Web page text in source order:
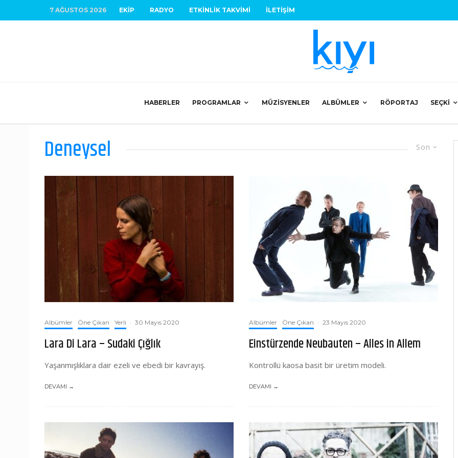
7 AĞUSTOS 2026 EKIP RADYO ETKINLIK TAKVIMI İLETIŞIM
HABERLER PROGRAMLAR MÜZISYENLER ALBÜMLER RÖPORTAJ SEÇKI
Son
Deneysel
Albümler Öne Çıkan Yerli · 30 Mayıs 2020
Lara Di Lara – Sudaki Çığlık
Yaşanmışlıklara dair ezeli ve ebedi bir kavrayış.
DEVAMI →
Albümler Öne Çıkan · 23 Mayıs 2020
Einstürzende Neubauten – Alles in Allem
Kontrollü kaosa basit bir üretim modeli.
DEVAMI →